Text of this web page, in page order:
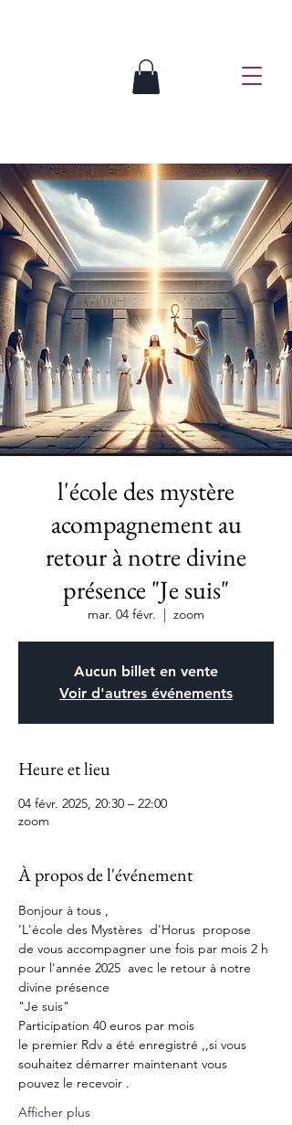
l'école des mystère
acompagnement au
retour à notre divine
présence "Je suis"
mar. 04 févr.
  |
zoom
Aucun billet en vente
Voir d'autres événements
Heure et lieu
04 févr. 2025, 20:30 – 22:00
zoom
À propos de l'événement
Bonjour à tous ,
'L'école des Mystères  d'Horus  propose
de vous accompagner une fois par mois 2 h
pour l'année 2025  avec le retour à notre
divine présence
"Je suis"
Participation 40 euros par mois
le premier Rdv a été enregistré ,,si vous
souhaitez démarrer maintenant vous
pouvez le recevoir .
Afficher plus